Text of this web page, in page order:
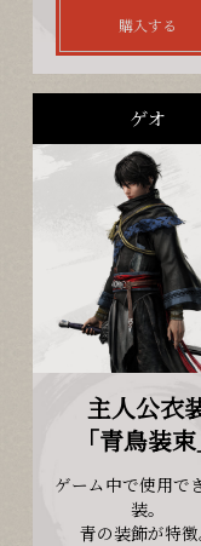
購入する
ゲオ
主人公衣
「青鳥装束
ゲーム中で使用で
装。
青の装飾が特徴